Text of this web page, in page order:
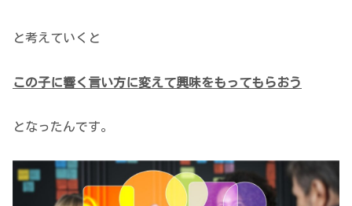
と考えていくと
この子に響く言い方に変えて興味をもってもらおう
となったんです。